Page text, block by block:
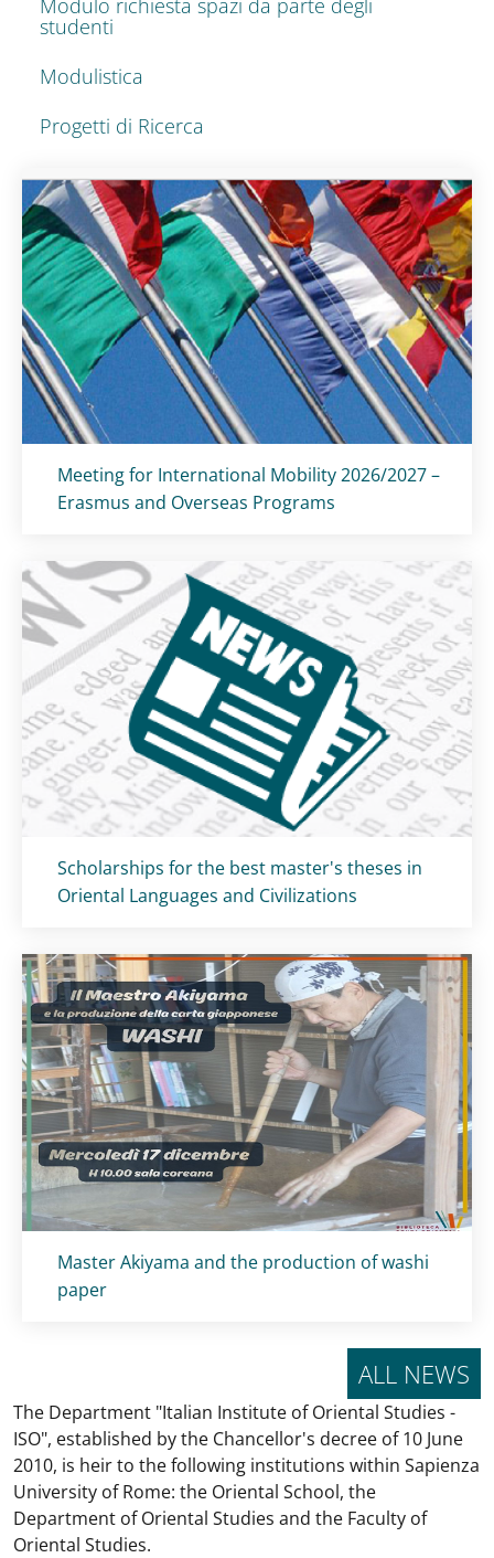
Modulo richiesta spazi da parte degli
studenti
Modulistica
Progetti di Ricerca
Titolo card:
Meeting for International Mobility 2026/2027 –
Erasmus and Overseas Programs
Titolo card:
Scholarships for the best master's theses in
Oriental Languages ​​and Civilizations
Titolo card:
Master Akiyama and the production of washi
paper
ALL NEWS
The Department "Italian Institute of Oriental Studies -
ISO", established by the Chancellor's decree of 10 June
2010, is heir to the following institutions within Sapienza
University of Rome: the Oriental School, the
Department of Oriental Studies and the Faculty of
Oriental Studies.